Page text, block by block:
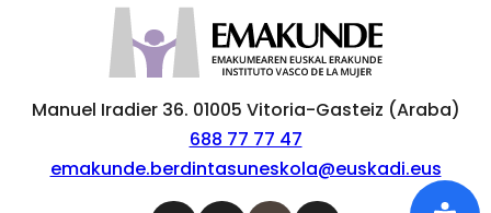
Manuel Iradier 36. 01005 Vitoria-Gasteiz (Araba)
688 77 77 47
emakunde.berdintasuneskola@euskadi.eus